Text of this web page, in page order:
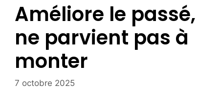
Améliore le passé,
ne parvient pas à
monter
7 octobre 2025